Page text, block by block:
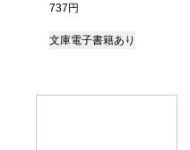
737円
文庫電子書籍あり